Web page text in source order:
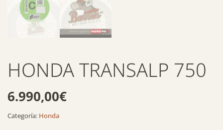
HONDA TRANSALP 750
6.990,00€
Categoría: Honda